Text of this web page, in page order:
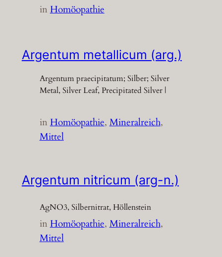
inHomöopathie
Argentum metallicum (arg.)
Argentum praecipitatum; Silber; Silver
Metal, Silver Leaf, Precipitated Silver |
inHomöopathie, Mineralreich
Mittel
Argentum nitricum (arg-n.)
AgNO3, Silbernitrat, Höllenstein
inHomöopathie, Mineralreich
Mittel